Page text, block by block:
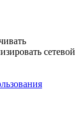
сетевой